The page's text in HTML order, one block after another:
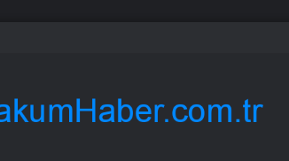
Ali toprağa verildi